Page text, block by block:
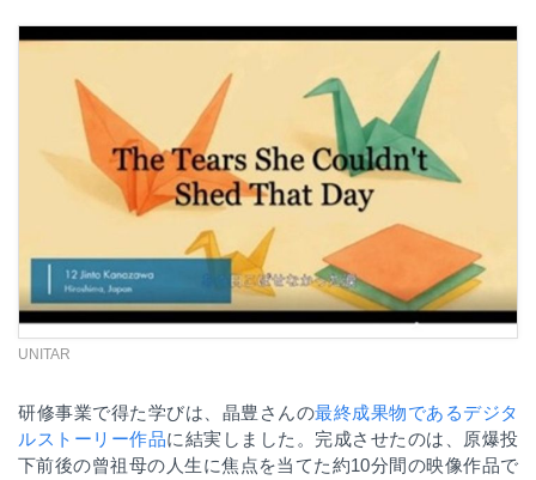
UNITAR
研修事業で得た学びは、晶豊さんの最終成果物であるデジタ
ルストーリー作品に結実しました。完成させたのは、原爆投
下前後の曾祖母の人生に焦点を当てた約10分間の映像作品で